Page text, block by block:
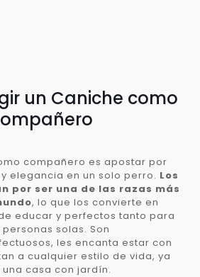
un Caniche como
compañero es apostar por
elegancia en un solo perro. Los
por ser una de las razas más
, lo que los convierte en
educar y perfectos tanto para
solas. Son
les encanta estar con
a cualquier estilo de vida, ya
casa con jardín.